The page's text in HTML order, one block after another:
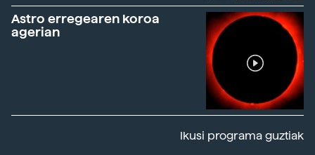
Astro erregearen koroa
agerian
Ikusi programa guztiak